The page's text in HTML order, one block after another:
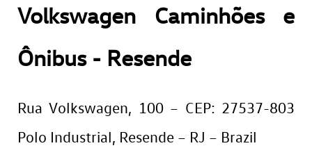
Volkswagen Caminhões e
Ônibus - Resende
Rua Volkswagen, 100 – CEP: 27537-803
Polo Industrial, Resende – RJ – Brazil